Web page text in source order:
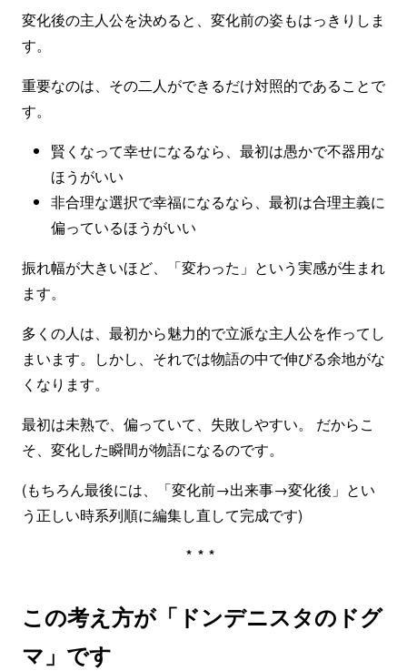
変化後の主人公を決めると、変化前の姿もはっきりしま
す。
重要なのは、その二人ができるだけ対照的であることで
す。
賢くなって幸せになるなら、最初は愚かで不器用な
ほうがいい
非合理な選択で幸福になるなら、最初は合理主義に
偏っているほうがいい
振れ幅が大きいほど、「変わった」という実感が生まれ
ます。
多くの人は、最初から魅力的で立派な主人公を作ってし
まいます。しかし、それでは物語の中で伸びる余地がな
くなります。
最初は未熟で、偏っていて、失敗しやすい。 だからこ
そ、変化した瞬間が物語になるのです。
(もちろん最後には、「変化前→出来事→変化後」とい
う正しい時系列順に編集し直して完成です)
***
この考え方が「ドンデニスタのドグ
マ」です